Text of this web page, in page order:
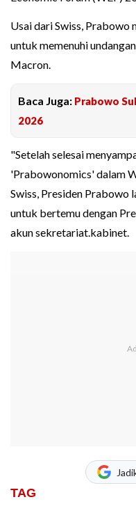
Usai dari Swiss, Prabowo
untuk memenuhi
Macron.
Baca Juga: Prabowo
2026
"Setelah selesai
'Prabowonomics' dalam
Swiss, Presiden Prabowo
untuk bertemu dengan
akun sekretariat.kabinet.
TAG